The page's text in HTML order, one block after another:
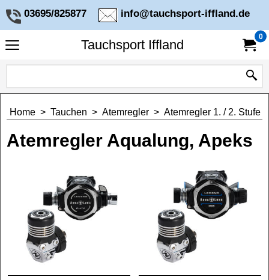
03695/825877 info@tauchsport-iffland.de
Tauchsport Iffland
0
Home > Tauchen > Atemregler > Atemregler 1. / 2. Stufe
Atemregler Aqualung, Apeks